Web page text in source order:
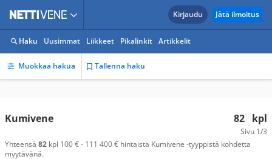
Kirjaudu Jätä ilmoitus
Haku Uusimmat Liikkeet Pikalinkit Artikkelit
Muokkaa hakua Tallenna haku
82 kpl
Sivu 1/3
Kumivene
Yhteensä 82 kpl 100 € - 111 400 € hintaista Kumivene -tyyppistä kohdetta
myytävänä.